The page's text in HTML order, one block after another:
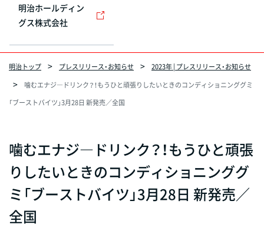
明治ホールディン
グス株式会社
明治トップ プレスリリース・お知らせ
2023年 | プレスリリース・お知らせ
噛むエナジ―ドリンク？！もうひと頑張りしたいときのコンディショニンググミ
「ブーストバイツ」3月28日 新発売／全国
噛むエナジ―ドリンク？！もうひと頑張
りしたいときのコンディショニンググ
ミ「ブーストバイツ」3月28日 新発売／
全国